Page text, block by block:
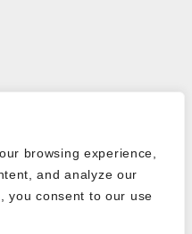
browsing experience,
and analyze our
you consent to our use